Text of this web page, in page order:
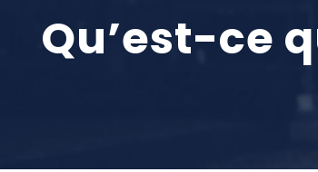
Qu’est-ce